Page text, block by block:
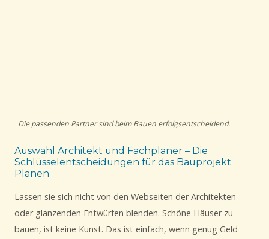
Die passenden Partner sind beim Bauen erfolgsentscheidend.
Auswahl Architekt und Fachplaner – Die
Schlüsselentscheidungen für das Bauprojekt
Planen
Lassen sie sich nicht von den Webseiten der Architekten
oder glänzenden Entwürfen blenden. Schöne Häuser zu
bauen, ist keine Kunst. Das ist einfach, wenn genug Geld